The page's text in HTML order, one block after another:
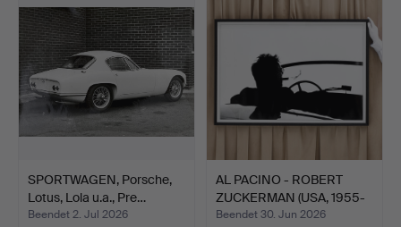
SPORTWAGEN, Porsche,
Lotus, Lola u.a., Pre…
Beendet 2. Jul 2026
AL PACINO - ROBERT
ZUCKERMAN (USA, 1955-
20…
Beendet 30. Jun 2026